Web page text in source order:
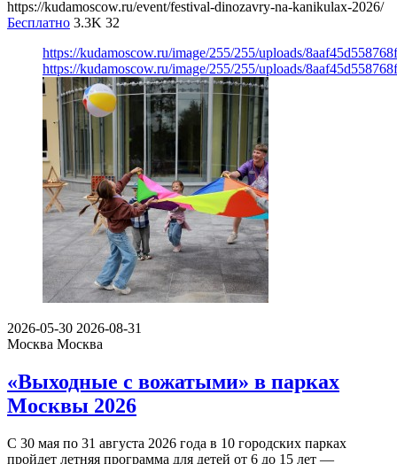
https://kudamoscow.ru/event/festival-dinozavry-na-kanikulax-2026/
Бесплатно 3.3K 32
https://kudamoscow.ru/image/255/255/uploads/
https://kudamoscow.ru/image/255/255/uploads/
2026-05-30 2026-08-31
Москва Москва
«Выходные с вожатыми» в парках
Москвы 2026
С 30 мая по 31 августа 2026 года в 10 городских парках
пройдет летняя программа для детей от 6 до 15 лет —